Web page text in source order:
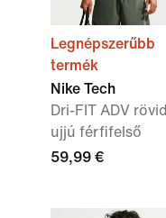
Legnépszerűbb
termék
Nike Tech
Dri-FIT ADV rövid
ujjú férfifelső
59,99 €